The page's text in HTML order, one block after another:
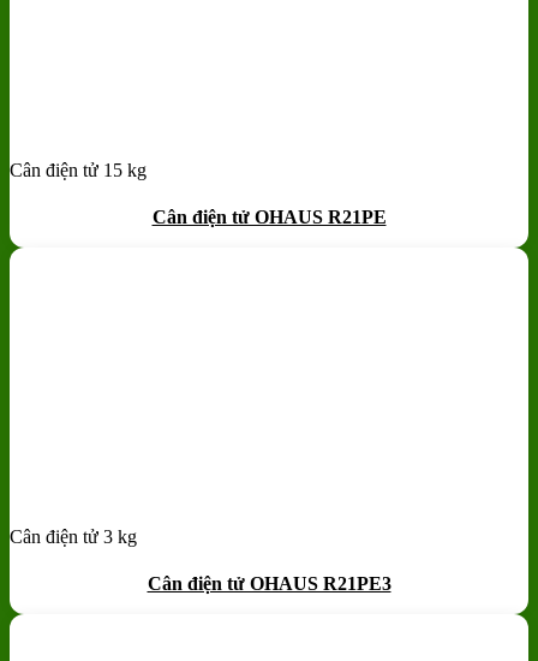
Add to wishlist
Cân điện tử 15 kg
Cân điện tử OHAUS R21PE
Add to wishlist
Cân điện tử 3 kg
Cân điện tử OHAUS R21PE3